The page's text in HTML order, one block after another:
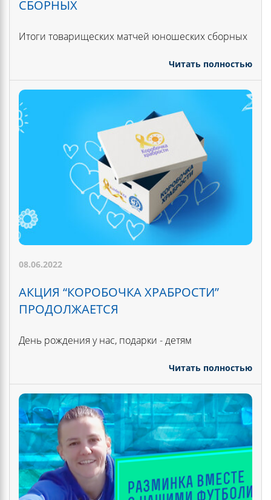
СБОРНЫХ
Итоги товарищеских матчей юношеских сборных
Читать полностью
08.06.2022
АКЦИЯ “КОРОБОЧКА ХРАБРОСТИ”
ПРОДОЛЖАЕТСЯ
День рождения у нас, подарки - детям
Читать полностью